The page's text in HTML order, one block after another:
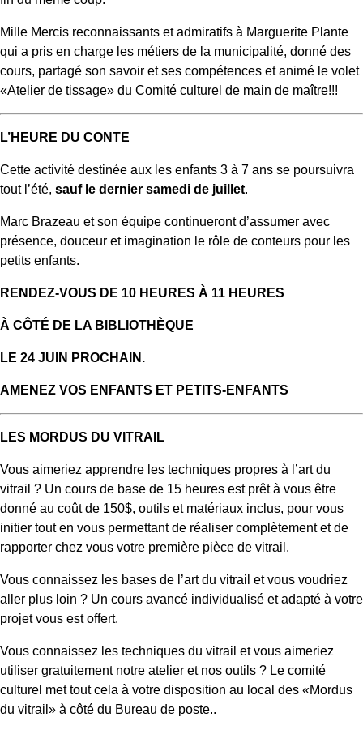
Mille Mercis reconnaissants et admiratifs à Marguerite Plante
qui a pris en charge les métiers de la municipalité, donné des
cours, partagé son savoir et ses compétences et animé le volet
«Atelier de tissage» du Comité culturel de main de maître!!!
L’HEURE DU CONTE
Cette activité destinée aux les enfants 3 à 7 ans se poursuivra
tout l’été, sauf le dernier samedi de juillet.
Marc Brazeau et son équipe continueront d’assumer avec
présence, douceur et imagination le rôle de conteurs pour les
petits enfants.
RENDEZ-VOUS DE 10 HEURES À 11 HEURES
À CÔTÉ DE LA BIBLIOTHÈQUE
LE 24 JUIN PROCHAIN.
AMENEZ VOS ENFANTS ET PETITS-ENFANTS
LES MORDUS DU VITRAIL
Vous aimeriez apprendre les techniques propres à l’art du
vitrail ? Un cours de base de 15 heures est prêt à vous être
donné au coût de 150$, outils et matériaux inclus, pour vous
initier tout en vous permettant de réaliser complètement et de
rapporter chez vous votre première pièce de vitrail.
Vous connaissez les bases de l’art du vitrail et vous voudriez
aller plus loin ? Un cours avancé individualisé et adapté à votre
projet vous est offert.
Vous connaissez les techniques du vitrail et vous aimeriez
utiliser gratuitement notre atelier et nos outils ? Le comité
culturel met tout cela à votre disposition au local des «Mordus
du vitrail» à côté du Bureau de poste..